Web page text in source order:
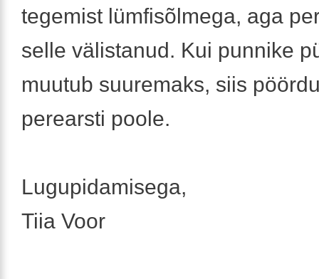
tegemist lümfisõlmega, aga
selle välistanud. Kui punnike
muutub suuremaks, siis
perearsti poole.
Lugupidamisega,
Tiia Voor